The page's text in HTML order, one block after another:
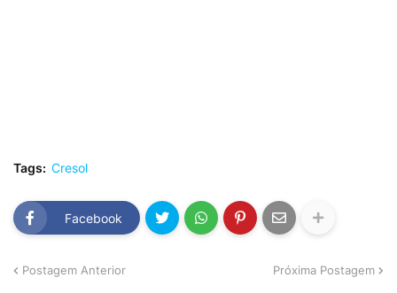
Tags: Cresol
Facebook
Postagem Anterior Próxima Postagem